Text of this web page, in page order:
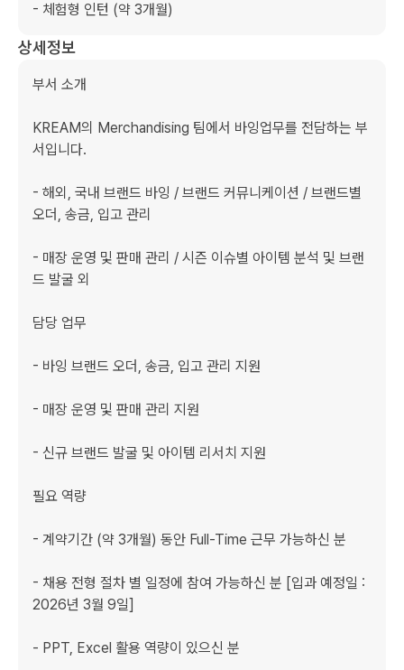
- 체험형 인턴 (약 3개월)
상세정보
부서 소개
KREAM의 Merchandising 팀에서 바잉업무를 전담하는 부
서입니다.
- 해외, 국내 브랜드 바잉 / 브랜드 커뮤니케이션 / 브랜드별
오더, 송금, 입고 관리
- 매장 운영 및 판매 관리 / 시즌 이슈별 아이템 분석 및 브랜
드 발굴 외
담당 업무
- 바잉 브랜드 오더, 송금, 입고 관리 지원
- 매장 운영 및 판매 관리 지원
- 신규 브랜드 발굴 및 아이템 리서치 지원
필요 역량
﻿- 계약기간 (약 3개월) 동안 Full-Time 근무 가능하신 분
- 채용 전형 절차 별 일정에 참여 가능하신 분 [입과 예정일 :
2026년 3월 9일]
- PPT, Excel 활용 역량이 있으신 분